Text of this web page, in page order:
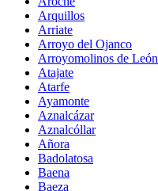
Arquillos
Arriate
Arroyo del Ojanco
Arroyomolinos de León
Atajate
Atarfe
Ayamonte
Aznalcázar
Aznalcóllar
Añora
Badolatosa
Baena
Baeza